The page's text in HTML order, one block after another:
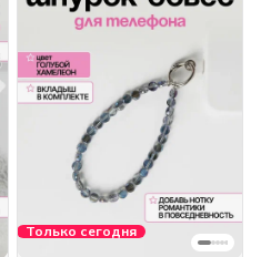
Только сегодня